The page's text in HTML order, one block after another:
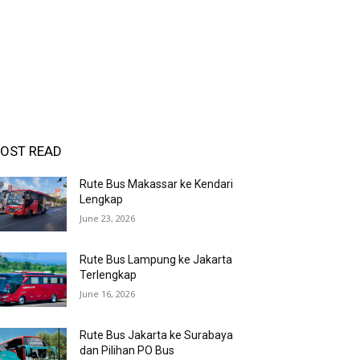
READ
Rute Bus Makassar ke Kendari
Lengkap
June 23, 2026
Rute Bus Lampung ke Jakarta
Terlengkap
June 16, 2026
Rute Bus Jakarta ke Surabaya
dan Pilihan PO Bus